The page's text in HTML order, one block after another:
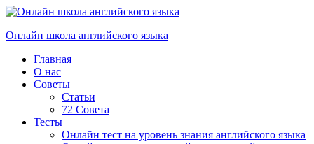
Перейти
содержимому
Онлайн школа английского языка
Главная
О нас
Советы
Статьи
72 Совета
Тесты
Онлайн тест на уровень знания английского языка